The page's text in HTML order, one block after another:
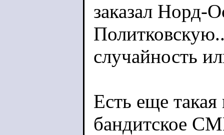
заказал Норд-
случайность
Есть еще такая
бандитское